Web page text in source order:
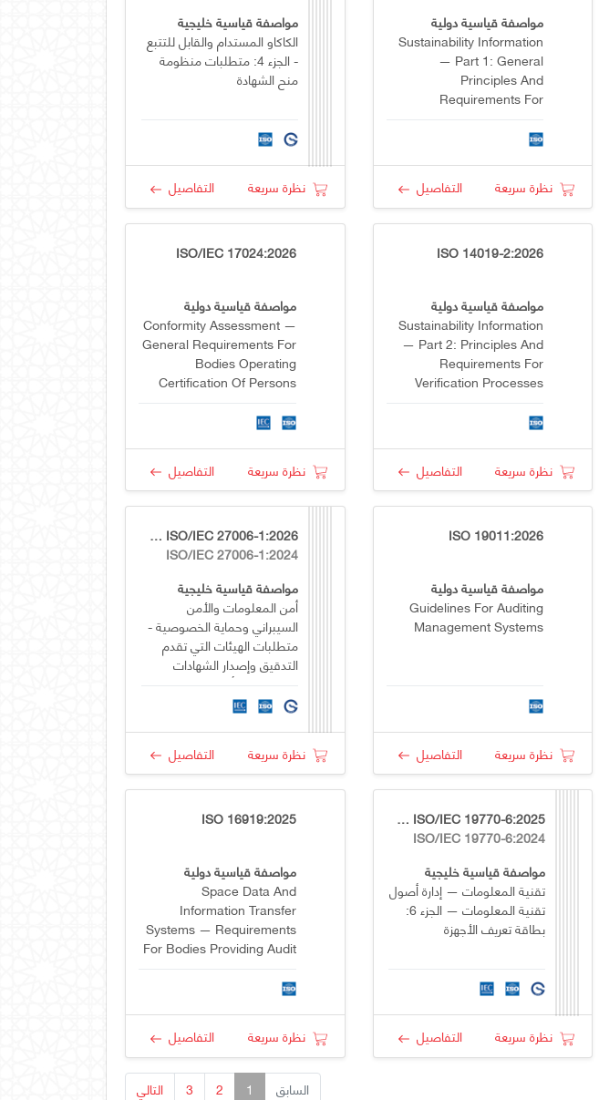
مواصفة قياسية دولية
Sustainability Information
— Part 1: General
Principles And
Requirements For
نظرة سريعة التفاصيل
مواصفة قياسية خليجية
الكاكاو المستدام والقابل للتتبع
- الجزء 4: متطلبات منظومة
منح الشهادة
نظرة سريعة التفاصيل
ISO 14019-2:2026
مواصفة قياسية دولية
Sustainability Information
— Part 2: Principles And
Requirements For
Verification Processes
نظرة سريعة التفاصيل
ISO/IEC 17024:2026
مواصفة قياسية دولية
Conformity Assessment —
General Requirements For
Bodies Operating
Certification Of Persons
نظرة سريعة التفاصيل
ISO 19011:2026
مواصفة قياسية دولية
Guidelines For Auditing
Management Systems
نظرة سريعة التفاصيل
GSO ISO/IEC 27006-1:2026
ISO/IEC 27006-1:2024
مواصفة قياسية خليجية
أمن المعلومات والأمن
السيبراني وحماية الخصوصية -
متطلبات الهيئات التي تقدم
التدقيق وإصدار الشهادات
لأنظمة إدارة أمن المعلومات -
الجزء1: عام
نظرة سريعة التفاصيل
GSO ISO/IEC 19770-6:2025
ISO/IEC 19770-6:2024
مواصفة قياسية خليجية
تقنية المعلومات — إدارة أصول
تقنية المعلومات — الجزء 6:
بطاقة تعريف الأجهزة
نظرة سريعة التفاصيل
ISO 16919:2025
مواصفة قياسية دولية
Space Data And
Information Transfer
Systems — Requirements
For Bodies Providing Audit
Candidate Trustworthy
نظرة سريعة
التفاصيل
السابق 1
2
3 التالي